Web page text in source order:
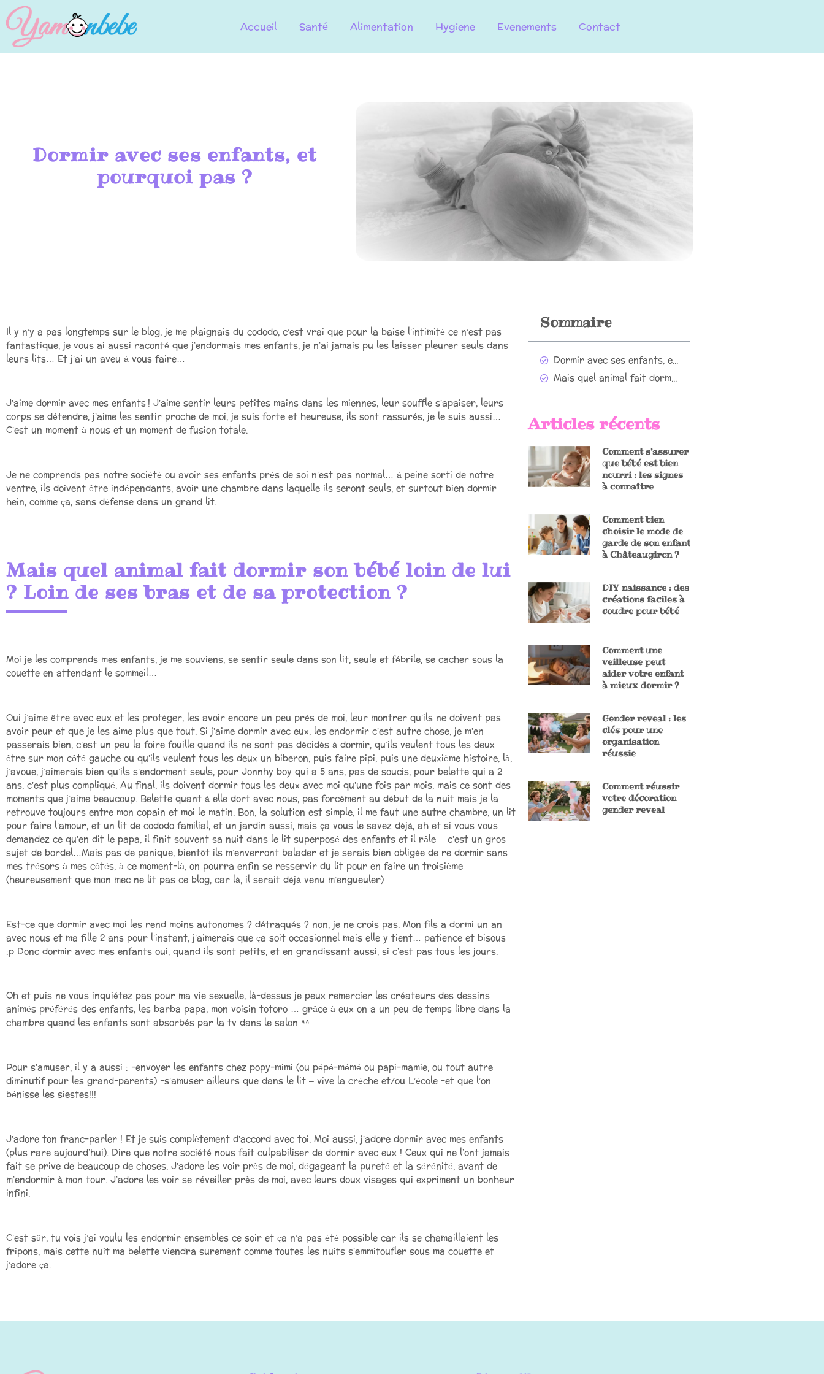
Accueil Santé Alimentation Hygiene Evenements Contact
Dormir avec ses enfants, et
pourquoi pas ?
Il y n’y a pas longtemps sur le blog, je me plaignais du cododo, c’est vrai que pour la baise l’intimité ce n’est pas
fantastique, je vous ai aussi raconté que j’endormais mes enfants, je n’ai jamais pu les laisser pleurer seuls dans
leurs lits… Et j’ai un aveu à vous faire…
J’aime dormir avec mes enfants ! J’aime sentir leurs petites mains dans les miennes, leur souffle s’apaiser, leurs
corps se détendre, j’aime les sentir proche de moi, je suis forte et heureuse, ils sont rassurés, je le suis aussi…
C’est un moment à nous et un moment de fusion totale.
Je ne comprends pas notre société ou avoir ses enfants près de soi n’est pas normal… à peine sorti de notre
ventre, ils doivent être indépendants, avoir une chambre dans laquelle ils seront seuls, et surtout bien dormir
hein, comme ça, sans défense dans un grand lit.
Mais quel animal fait dormir son bébé loin de lui
? Loin de ses bras et de sa protection ?
Moi je les comprends mes enfants, je me souviens, se sentir seule dans son lit, seule et fébrile, se cacher sous la
couette en attendant le sommeil…
Oui j’aime être avec eux et les protéger, les avoir encore un peu près de moi, leur montrer qu’ils ne doivent pas
avoir peur et que je les aime plus que tout. Si j’aime dormir avec eux, les endormir c’est autre chose, je m’en
passerais bien, c’est un peu la foire fouille quand ils ne sont pas décidés à dormir, qu’ils veulent tous les deux
être sur mon côté gauche ou qu’ils veulent tous les deux un biberon, puis faire pipi, puis une deuxième histoire, là,
j’avoue, j’aimerais bien qu’ils s’endorment seuls, pour Jonnhy boy qui a 5 ans, pas de soucis, pour belette qui a 2
ans, c’est plus compliqué. Au final, ils doivent dormir tous les deux avec moi qu’une fois par mois, mais ce sont des
moments que j’aime beaucoup. Belette quant à elle dort avec nous, pas forcément au début de la nuit mais je la
retrouve toujours entre mon copain et moi le matin. Bon, la solution est simple, il me faut une autre chambre, un lit
pour faire l’amour, et un lit de cododo familial, et un jardin aussi, mais ça vous le savez déjà, ah et si vous vous
demandez ce qu’en dit le papa, il finit souvent sa nuit dans le lit superposé des enfants et il râle… c’est un gros
sujet de bordel…Mais pas de panique, bientôt ils m’enverront balader et je serais bien obligée de re dormir sans
mes trésors à mes côtés, à ce moment-là, on pourra enfin se resservir du lit pour en faire un troisième
(heureusement que mon mec ne lit pas ce blog, car là, il serait déjà venu m’engueuler)
Est-ce que dormir avec moi les rend moins autonomes ? détraqués ? non, je ne crois pas. Mon fils a dormi un an
avec nous et ma fille 2 ans pour l’instant, j’aimerais que ça soit occasionnel mais elle y tient… patience et bisous
:p Donc dormir avec mes enfants oui, quand ils sont petits, et en grandissant aussi, si c’est pas tous les jours.
Oh et puis ne vous inquiétez pas pour ma vie sexuelle, là-dessus je peux remercier les créateurs des dessins
animés préférés des enfants, les barba papa, mon voisin totoro … grâce à eux on a un peu de temps libre dans la
chambre quand les enfants sont absorbés par la tv dans le salon ^^
Pour s’amuser, il y a aussi : -envoyer les enfants chez popy-mimi (ou pépé-mémé ou papi-mamie, ou tout autre
diminutif pour les grand-parents) -s’amuser ailleurs que dans le lit – vive la crèche et/ou L’école -et que l’on
bénisse les siestes!!!
J’adore ton franc-parler ! Et je suis complètement d’accord avec toi. Moi aussi, j’adore dormir avec mes enfants
(plus rare aujourd’hui). Dire que notre société nous fait culpabiliser de dormir avec eux ! Ceux qui ne l’ont jamais
fait se prive de beaucoup de choses. J’adore les voir près de moi, dégageant la pureté et la sérénité, avant de
m’endormir à mon tour. J’adore les voir se réveiller près de moi, avec leurs doux visages qui expriment un bonheur
infini.
C’est sûr, tu vois j’ai voulu les endormir ensembles ce soir et ça n’a pas été possible car ils se chamaillaient les
fripons, mais cette nuit ma belette viendra surement comme toutes les nuits s’emmitoufler sous ma couette et
j’adore ça.
Sommaire
Dormir avec ses enfants, et pourquoi pas ?
Mais quel animal fait dormir son bébé loin de lui ? Loin de ses bras et de sa protection ?
Articles récents
Comment s’assurer
que bébé est bien
nourri : les signes
à connaître
Comment bien
choisir le mode de
garde de son enfant
à Châteaugiron ?
DIY naissance : des
créations faciles à
coudre pour bébé
Comment une
veilleuse peut
aider votre enfant
à mieux dormir ?
Gender reveal : les
clés pour une
organisation
réussie
Comment réussir
votre décoration
gender reveal